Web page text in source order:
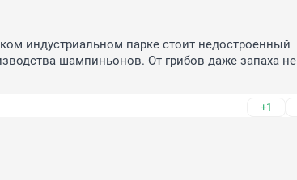
индустриальном парке стоит недостроенный
шампиньонов. От грибов даже запаха не
+1